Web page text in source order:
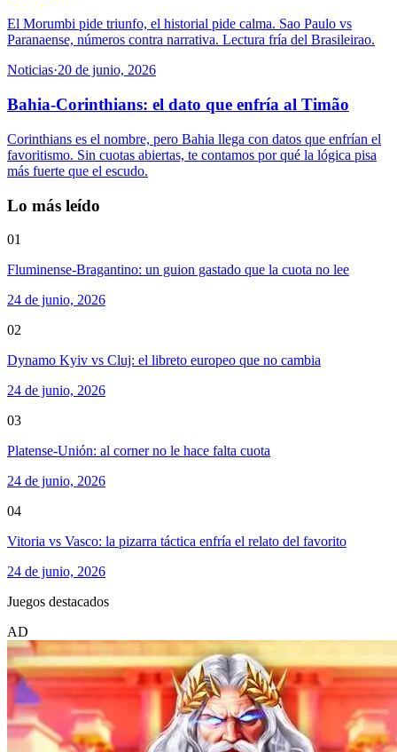
El Morumbi pide triunfo, el historial pide calma. Sao Paulo vs
Paranaense, números contra narrativa. Lectura fría del Brasileirao.
Noticias·20 de junio, 2026
Bahia-Corinthians: el dato que enfría al Timão
Corinthians es el nombre, pero Bahia llega con datos que enfrían el
favoritismo. Sin cuotas abiertas, te contamos por qué la lógica pisa
más fuerte que el escudo.
Lo más leído
01
Fluminense-Bragantino: un guion gastado que la cuota no lee
24 de junio, 2026
02
Dynamo Kyiv vs Cluj: el libreto europeo que no cambia
24 de junio, 2026
03
Platense-Unión: al corner no le hace falta cuota
24 de junio, 2026
04
Vitoria vs Vasco: la pizarra táctica enfría el relato del favorito
24 de junio, 2026
Juegos destacados
AD